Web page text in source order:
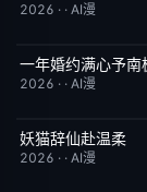
2026 · · AI漫
完结
一年婚约满心予南
2026 · · AI漫
完结
妖猫辞仙赴温柔
2026 · · AI漫